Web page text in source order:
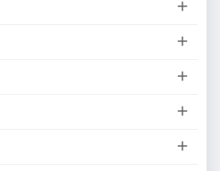




